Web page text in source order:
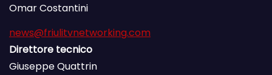
Omar Costantini
news@friulitvnetworking.com
Direttore tecnico
Giuseppe Quattrin